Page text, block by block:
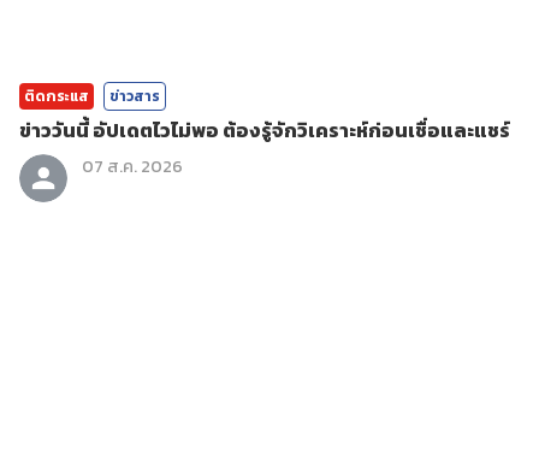
ติดกระแส ข่าวสาร
ข่าววันนี้ อัปเดตไวไม่พอ ต้องรู้จักวิเคราะห์ก่อนเชื่อและแชร์
07 ส.ค. 2026